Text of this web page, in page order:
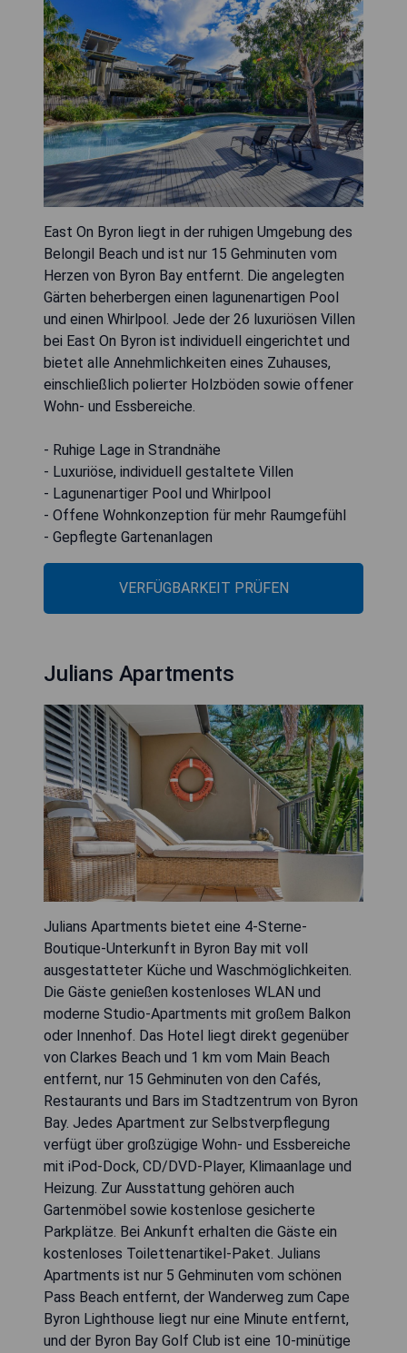
East On Byron liegt in der ruhigen Umgebung des
Belongil Beach und ist nur 15 Gehminuten vom
Herzen von Byron Bay entfernt. Die angelegten
Gärten beherbergen einen lagunenartigen Pool
und einen Whirlpool. Jede der 26 luxuriösen Villen
bei East On Byron ist individuell eingerichtet und
bietet alle Annehmlichkeiten eines Zuhauses,
einschließlich polierter Holzböden sowie offener
Wohn- und Essbereiche.
- Ruhige Lage in Strandnähe
- Luxuriöse, individuell gestaltete Villen
- Lagunenartiger Pool und Whirlpool
- Offene Wohnkonzeption für mehr Raumgefühl
- Gepflegte Gartenanlagen
VERFÜGBARKEIT PRÜFEN
Julians Apartments
Julians Apartments bietet eine 4-Sterne-
Boutique-Unterkunft in Byron Bay mit voll
ausgestatteter Küche und Waschmöglichkeiten.
Die Gäste genießen kostenloses WLAN und
moderne Studio-Apartments mit großem Balkon
oder Innenhof. Das Hotel liegt direkt gegenüber
von Clarkes Beach und 1 km vom Main Beach
entfernt, nur 15 Gehminuten von den Cafés,
Restaurants und Bars im Stadtzentrum von Byron
Bay. Jedes Apartment zur Selbstverpflegung
verfügt über großzügige Wohn- und Essbereiche
mit iPod-Dock, CD/DVD-Player, Klimaanlage und
Heizung. Zur Ausstattung gehören auch
Gartenmöbel sowie kostenlose gesicherte
Parkplätze. Bei Ankunft erhalten die Gäste ein
kostenloses Toilettenartikel-Paket. Julians
Apartments ist nur 5 Gehminuten vom schönen
Pass Beach entfernt, der Wanderweg zum Cape
Byron Lighthouse liegt nur eine Minute entfernt,
und der Byron Bay Golf Club ist eine 10-minütige